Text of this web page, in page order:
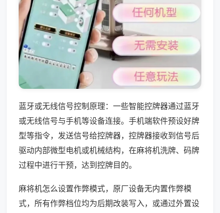
蓝牙或无线信号控制原理：一些智能控牌器通过蓝牙
或无线信号与手机等设备连接。手机端软件预设好牌
型等指令，发送信号给控牌器，控牌器接收到信号后
驱动内部微型电机或机械结构，在麻将机洗牌、码牌
过程中进行干预，达到控牌目的。
麻将机怎么设置作弊模式，原厂设备无内置作弊模
式，所有作弊档位均为后期改装写入，或通过外置设